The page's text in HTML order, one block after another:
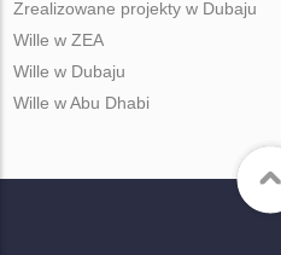
Zrealizowane projekty w Dubaju
Wille w ZEA
Wille w Dubaju
Wille w Abu Dhabi